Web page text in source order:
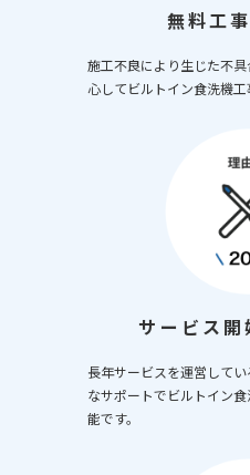
無料工
施工不良により生じた不
心してビルトイン食洗機工
サービス
長年サービスを運営して
なサポートでビルトイン
能です。